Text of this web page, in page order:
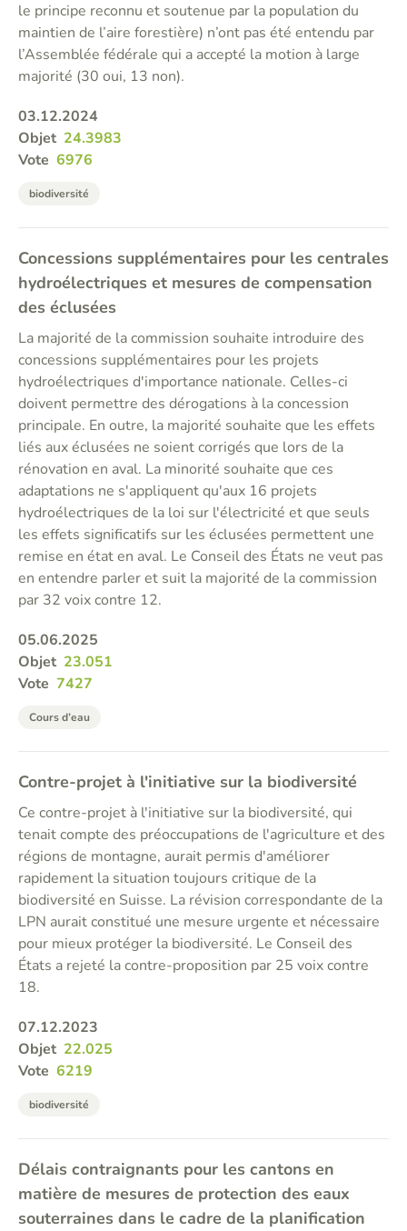
le principe reconnu et soutenue par la population du
maintien de l’aire forestière) n’ont pas été entendu par
l’Assemblée fédérale qui a accepté la motion à large
majorité (30 oui, 13 non).
03.12.2024
Objet 24.3983
Vote 6976
biodiversité
Concessions supplémentaires pour les centrales
hydroélectriques et mesures de compensation
des éclusées
La majorité de la commission souhaite introduire des
concessions supplémentaires pour les projets
hydroélectriques d'importance nationale. Celles-ci
doivent permettre des dérogations à la concession
principale. En outre, la majorité souhaite que les effets
liés aux éclusées ne soient corrigés que lors de la
rénovation en aval. La minorité souhaite que ces
adaptations ne s'appliquent qu'aux 16 projets
hydroélectriques de la loi sur l'électricité et que seuls
les effets significatifs sur les éclusées permettent une
remise en état en aval. Le Conseil des États ne veut pas
en entendre parler et suit la majorité de la commission
par 32 voix contre 12.
05.06.2025
Objet 23.051
Vote 7427
Cours d’eau
Contre-projet à l'initiative sur la biodiversité
Ce contre-projet à l'initiative sur la biodiversité, qui
tenait compte des préoccupations de l'agriculture et des
régions de montagne, aurait permis d'améliorer
rapidement la situation toujours critique de la
biodiversité en Suisse. La révision correspondante de la
LPN aurait constitué une mesure urgente et nécessaire
pour mieux protéger la biodiversité. Le Conseil des
États a rejeté la contre-proposition par 25 voix contre
18.
07.12.2023
Objet 22.025
Vote 6219
biodiversité
Délais contraignants pour les cantons en
matière de mesures de protection des eaux
souterraines dans le cadre de la planification